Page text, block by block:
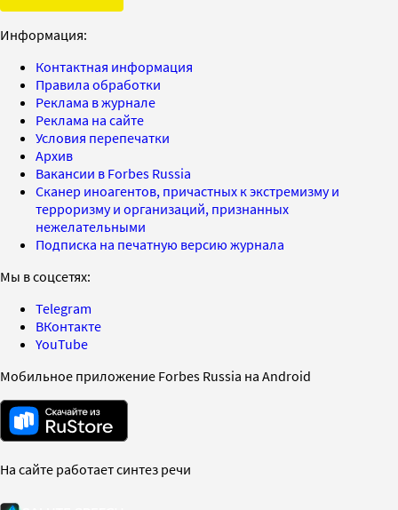
Информация:
Контактная информация
Правила обработки
Реклама в журнале
Реклама на сайте
Условия перепечатки
Архив
Вакансии в Forbes Russia
Сканер иноагентов, причастных к экстремизму и
терроризму и организаций, признанных
нежелательными
Подписка на печатную версию журнала
Мы в соцсетях:
Telegram
ВКонтакте
YouTube
Мобильное приложение Forbes Russia на Android
На сайте работает синтез речи